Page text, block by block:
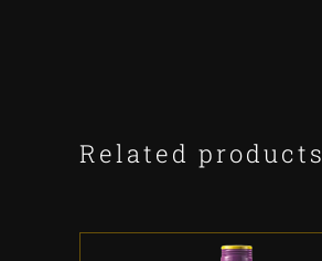
Related products